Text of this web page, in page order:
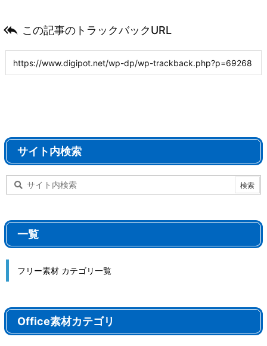
 この記事のトラックバックURL
サイト内検索
一覧
フリー素材 カテゴリ一覧
Office素材カテゴリ